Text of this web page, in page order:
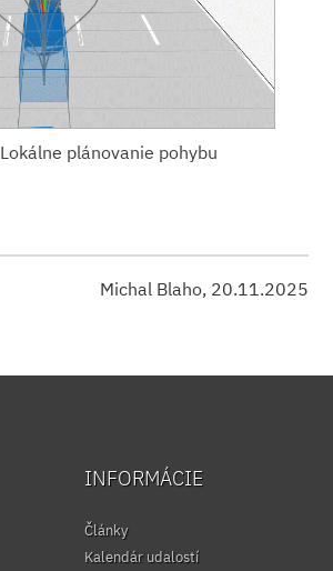
plánovanie pohybu
Michal Blaho, 20.11.2025
INFORMÁCIE
Články
Kalendár udalostí